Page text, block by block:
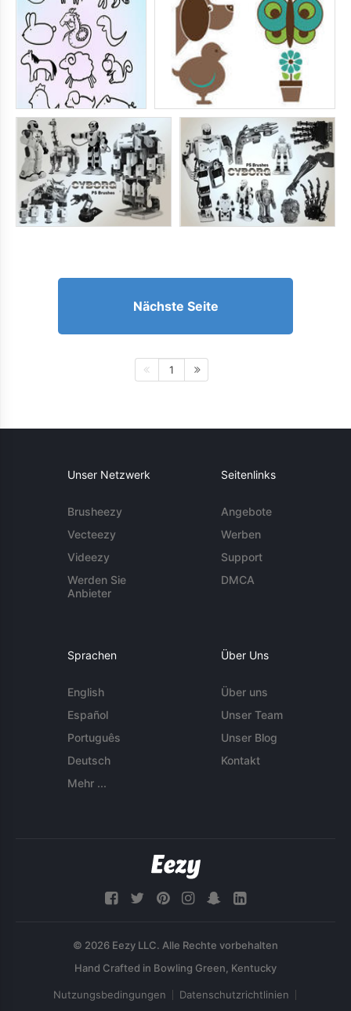
Nächste Seite
1
Unser Netzwerk
Brusheezy
Vecteezy
Videezy
Werden Sie
Anbieter
Seitenlinks
Angebote
Werben
Support
DMCA
Sprachen
English
Español
Português
Deutsch
Mehr ...
Über Uns
Über uns
Unser Team
Unser Blog
Kontakt
© 2026 Eezy LLC. Alle Rechte vorbehalten
Nutzungsbedingungen Datenschutzrichtlinien